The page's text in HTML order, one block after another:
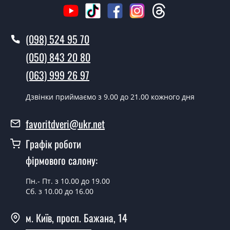
У той самий день протягом кількох годин, за умови
наявності їх на складі, чи наступного дня.
Чи можна на сьогодні викликати
замірника?
Так можна.
У вас є в наявності готові двері
вхідні?
Так, ми маємо великий асортимент готових вхідних
Яка вартість найдешевших вхідних
дверей?
Від 5200 грн.
що порадите?
(098) 524 95 70
(050) 843 20 80
(063) 999 26 97
Дзвінки приймаємо з 9.00 до 21.00 кожного дня
favoritdveri@ukr.net
Графік роботи
фірмового салону:
Пн.- Пт. з 10.00 до 19.00
Сб. з 10.00 до 16.00
м. Київ, просп. Бажана, 14